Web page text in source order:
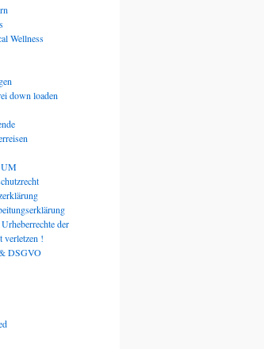
Wellness
down loaden
der
verletzen !
DSGVO